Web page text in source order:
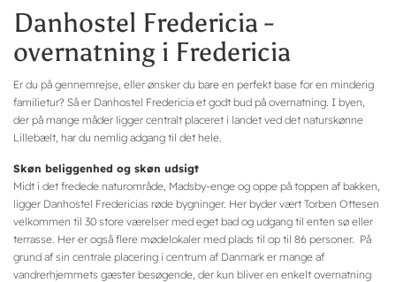
Danhostel Fredericia -
overnatning i Fredericia
Er du på gennemrejse, eller ønsker du bare en perfekt base for en minderig
familietur? Så er Danhostel Fredericia et godt bud på overnatning. I byen,
der på mange måder ligger centralt placeret i landet ved det naturskønne
Lillebælt, har du nemlig adgang til det hele.
Skøn beliggenhed og skøn udsigt
Midt i det fredede naturområde, Madsby-enge og oppe på toppen af bakken,
ligger Danhostel Fredericias røde bygninger. Her byder vært Torben Ottesen
velkommen til 30 store værelser med eget bad og udgang til enten sø eller
terrasse. Her er også flere mødelokaler med plads til op til 86 personer. På
grund af sin centrale placering i centrum af Danmark er mange af
vandrerhjemmets gæster besøgende, der kun bliver en enkelt overnatning